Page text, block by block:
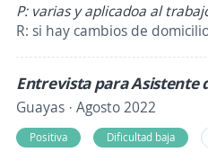
P: varias y aplicadoa al
R: si hay cambios de
Entrevista para Asistente
Guayas · Agosto 2022
Positiva Dificultad baja